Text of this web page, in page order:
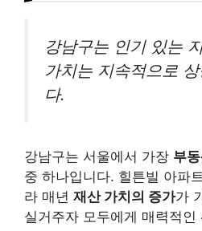
강남구는 인기 있는
가치는 지속적으로
다.
강남구는 서울에서 가장 부
중 하나입니다. 힐튼빌 아파
라 매년 재산 가치의 증가가
실거주자 모두에게 매력적